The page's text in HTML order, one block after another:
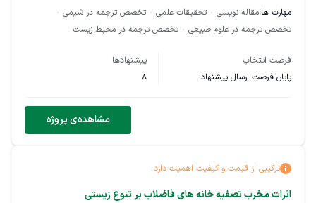
های تصفیه خانه ها مد نظر هست. به طور مثال یکی از موارد
بررسی شده در این پروژه اثرات تالاب تصفیه خانه یزد بر تنوع زیستی
زیر است که می بایست برطرف گردد: مورد اول گفته شده مطالب
کامل و جامع و کافی نیستند. مورد دوم گفته پراکنده گویی صورت
گرفته است. در واقع در این پروژه به شخصی احتیاج است که با
موضوع کاملا آشنا باشد و فایل پیوست را در راستای کامنت های
را مطالعه بفرمایید. با تشکر
مهارت ها:مقاله نویسی تحقیقات علمی
تخصص ترجمه در شیمی
تخصص ترجمه در علوم طبیعی
تخصص ترجمه در محیط زیست
فرصت انتخاب
پایان فرصت ارسال پیشنهاد
پیشنهادها
8
مشاهده‌ی پروژه
ترکیبی از قیمت و کیفیت اهمیت دارد.
اثرات مخرب تصفیه خانه های فاضلاب بر تنوع زیستی